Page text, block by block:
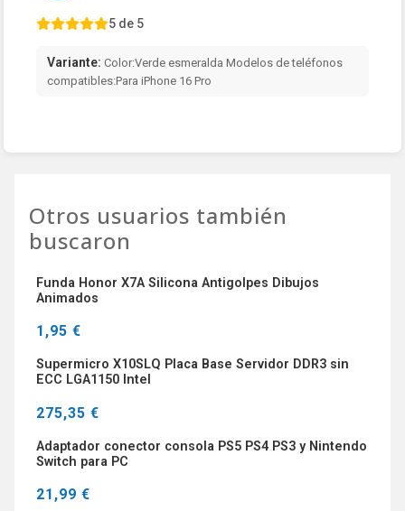
5 de 5
Variante: Color:Verde esmeralda Modelos de teléfonos
compatibles:Para iPhone 16 Pro
Otros usuarios también
buscaron
Funda Honor X7A Silicona Antigolpes Dibujos
Animados
1,95 €
Supermicro X10SLQ Placa Base Servidor DDR3 sin
ECC LGA1150 Intel
275,35 €
Adaptador conector consola PS5 PS4 PS3 y Nintendo
Switch para PC
21,99 €